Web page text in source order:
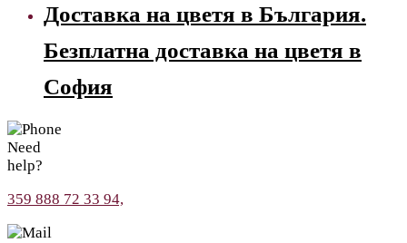
Доставка на цветя в България.
Безплатна доставка на цветя в
София
Need
help?
359 888 72 33 94,